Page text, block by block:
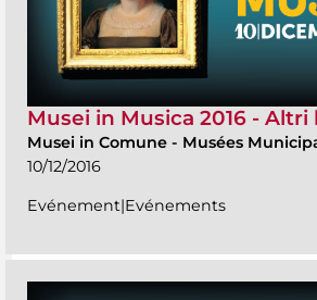
Musei in Musica 2016 - Altri
Musei in Comune - Musées
10/12/2016
Evénement|Evénements